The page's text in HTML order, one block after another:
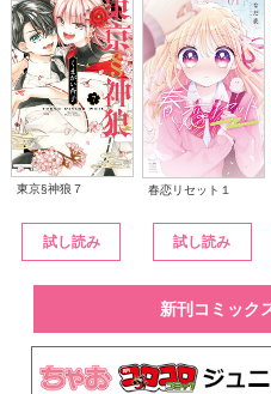
東京§神狼７
試し読み
春恋リセット１
試し読み
新刊コミック